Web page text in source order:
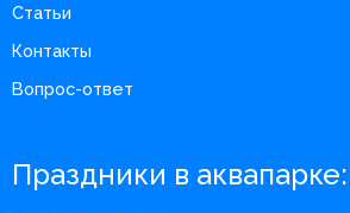
Статьи
Контакты
Вопрос-ответ
Праздники в аквапарке: